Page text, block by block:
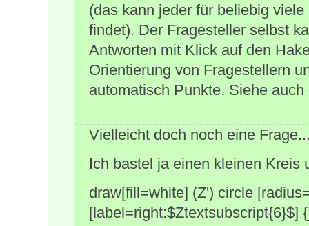
(das kann jeder für beliebig
findet). Der Fragesteller selbst
Antworten mit Klick auf den
Orientierung von Fragestellern
automatisch Punkte. Siehe auch
Vielleicht doch noch eine
Ich bastel ja einen kleinen Kreis
draw[fill=white] (Z') circle
[label=right:$Ztextsubscript{6}$]